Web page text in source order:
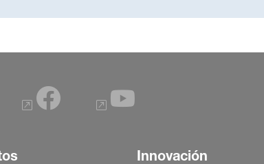
Innovación